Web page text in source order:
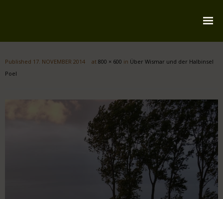
Published 17. NOVEMBER 2014 at 800 × 600 in Über Wismar und der Halbinsel
Poel